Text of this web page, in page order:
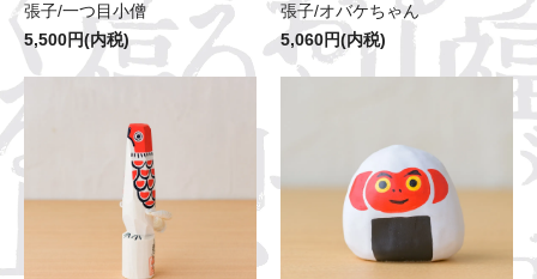
張子/一つ目小僧
5,500円(内税)
張子/オバケちゃん
5,060円(内税)